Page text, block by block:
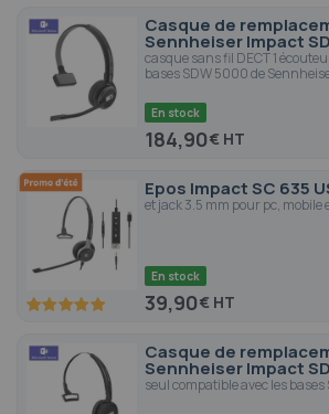
Casque de
Sennheiser Impact
casque sans fil DECT 1
bases SDW 5000 de
En stock
184,90€
Epos Impact SC 635
et jack 3.5 mm pour pc, mobile
100 100
En stock
39,90€
Casque de
Sennheiser Impact
seul compatible avec les